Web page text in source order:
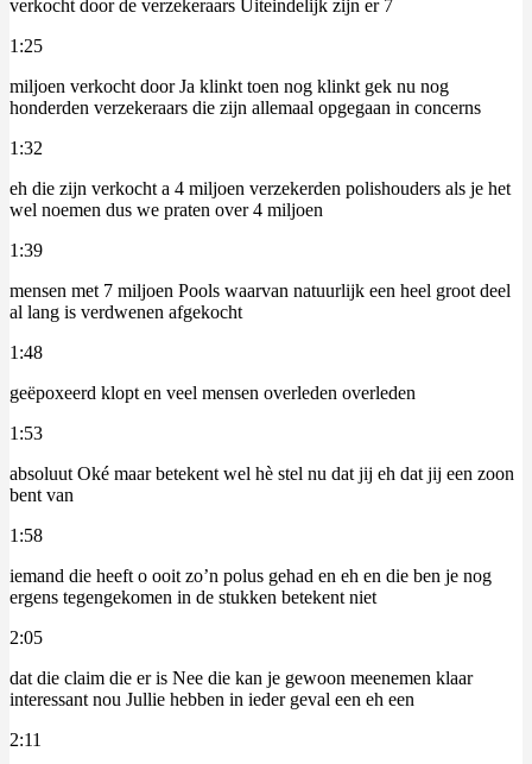
verkocht door de verzekeraars Uiteindelijk zijn er 7
1:25
miljoen verkocht door Ja klinkt toen nog klinkt gek nu nog
honderden verzekeraars die zijn allemaal opgegaan in concerns
1:32
eh die zijn verkocht a 4 miljoen verzekerden polishouders als je het
wel noemen dus we praten over 4 miljoen
1:39
mensen met 7 miljoen Pools waarvan natuurlijk een heel groot deel
al lang is verdwenen afgekocht
1:48
geëpoxeerd klopt en veel mensen overleden overleden
1:53
absoluut Oké maar betekent wel hè stel nu dat jij eh dat jij een zoon
bent van
1:58
iemand die heeft o ooit zo’n polus gehad en eh en die ben je nog
ergens tegengekomen in de stukken betekent niet
2:05
dat die claim die er is Nee die kan je gewoon meenemen klaar
interessant nou Jullie hebben in ieder geval een eh een
2:11